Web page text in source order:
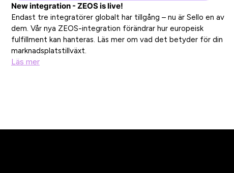
New integration - ZEOS is live!
Endast tre integratörer globalt har tillgång – nu är Sello en av
dem. Vår nya ZEOS-integration förändrar hur europeisk
fulfillment kan hanteras. Läs mer om vad det betyder för din
marknadsplatstillväxt.
Läs mer